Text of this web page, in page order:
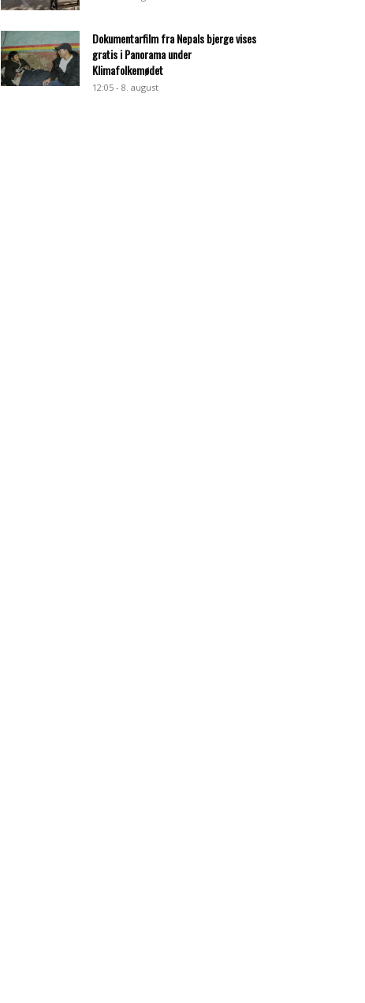
Dokumentarfilm fra Nepals bjerge vises
gratis i Panorama under
Klimafolkemødet
12:05 - 8. august